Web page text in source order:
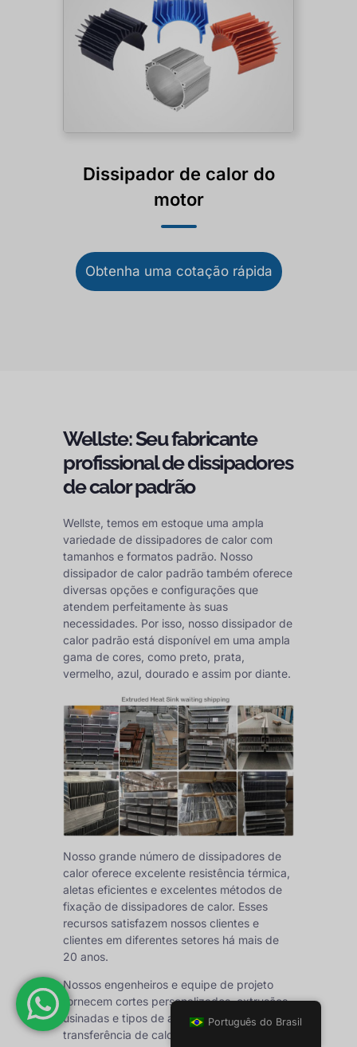
Dissipador de calor do
motor
Obtenha uma cotação rápida
Wellste: Seu fabricante
profissional de dissipadores
de calor padrão
Wellste, temos em estoque uma ampla
variedade de dissipadores de calor com
tamanhos e formatos padrão. Nosso
dissipador de calor padrão também oferece
diversas opções e configurações que
atendem perfeitamente às suas
necessidades. Por isso, nosso dissipador de
calor padrão está disponível em uma ampla
gama de cores, como preto, prata,
vermelho, azul, dourado e assim por diante.
Nosso grande número de dissipadores de
calor oferece excelente resistência térmica,
aletas eficientes e excelentes métodos de
fixação de dissipadores de calor. Esses
recursos satisfazem nossos clientes e
clientes em diferentes setores há mais de
20 anos.
Nossos engenheiros e equipe de projeto
fornecem cortes personalizados, extrusões
usinadas e tipos de aletas de alta
transferência de calor para atender às
Português do Brasil